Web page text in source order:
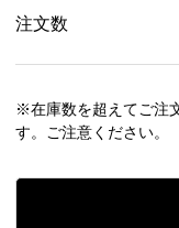
注文数
※在庫数を超えてご注
す。ご注意ください。